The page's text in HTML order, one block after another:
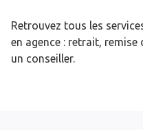
Retrouvez tous les
en agence : retrait, remise
un conseiller.